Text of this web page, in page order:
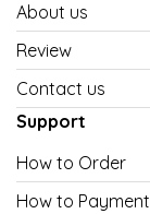
About us
Review
Contact us
Support
How to Order
How to Payment